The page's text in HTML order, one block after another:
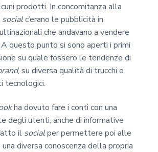
prodotti. In concomitanza alla
socialc’erano le pubblicità in
che andavano a vendere
questo punto si sono aperti i primi
su quale fossero le tendenze di
, su diversa qualità di trucchi o
tecnologici.
ha dovuto fare i conti con una
degli utenti, anche di informative
il socialper permettere poi alle
diversa conoscenza della propria